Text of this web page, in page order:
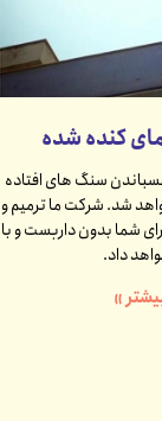
کنده شده
سنگ های افتاده
شد. شرکت ما ترمیم و
شما بدون داربست و با
داد.
»